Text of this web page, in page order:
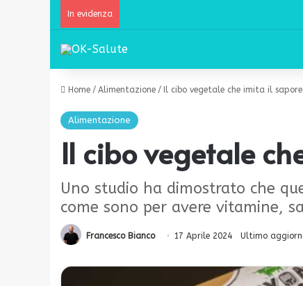
In evidenza
Home / Alimentazione / Il cibo vegetale che imita il
Alimentazione
Il cibo vegetale
Uno studio ha dimostrato che
come sono per avere vitamine,
Francesco Bianco 17 Aprile 2024 Ultimo